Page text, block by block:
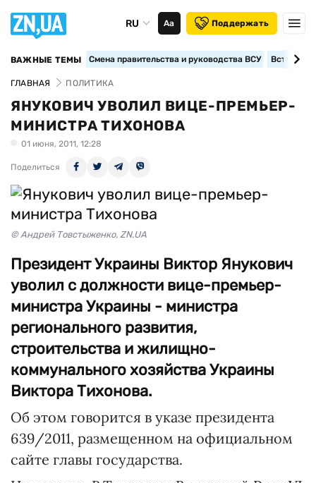
RU Аа Поддержать
ВАЖНЫЕ ТЕМЫ Смена правительства и руководства ВСУ
ГЛАВНАЯ ПОЛИТИКА
ЯНУКОВИЧ УВОЛИЛ ВИЦЕ-ПРЕМЬЕР-
МИНИСТРА ТИХОНОВА
01 июня, 2011, 12:28
Поделиться
© Андрей Товстыженко, ZN.UA
Президент Украины Виктор Янукович
уволил с должности вице-премьер-
министра Украины - министра
регионального развития,
строительства и жилищно-
коммунального хозяйства Украины
Виктора Тихонова.
Об этом говорится в указе президента
639/2011, размещенном на официальном
сайте главы государства.